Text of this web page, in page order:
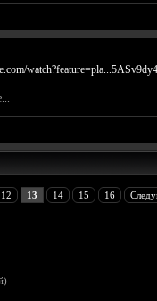
12 13 14 15 16